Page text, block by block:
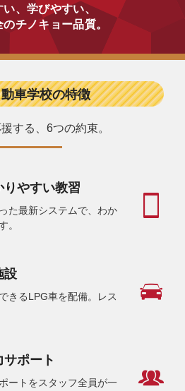
い、学びやすい、
チノキョー品質。
車学校の特徴
する、6つの約束。
やすい教習
た最新システムで、わか
。
設
きるLPG車を配備。レス
ポート
ートをスタッフ全員が一